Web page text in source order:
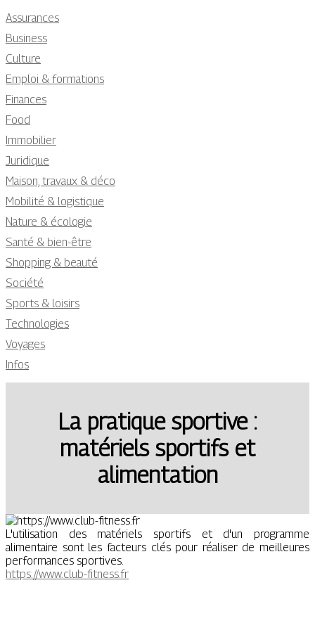
Assurances
Business
Culture
Emploi & formations
Finances
Food
Immobilier
Juridique
Maison, travaux & déco
Mobilité & logistique
Nature & écologie
Santé & bien-être
Shopping & beauté
Société
Sports & loisirs
Technologies
Voyages
Infos
La pratique sportive :
matériels sportifs et
alimentation
L'utilisation des matériels sportifs et d'un programme
alimentaire sont les facteurs clés pour réaliser de meilleures
performances sportives.
https://www.club-fitness.fr